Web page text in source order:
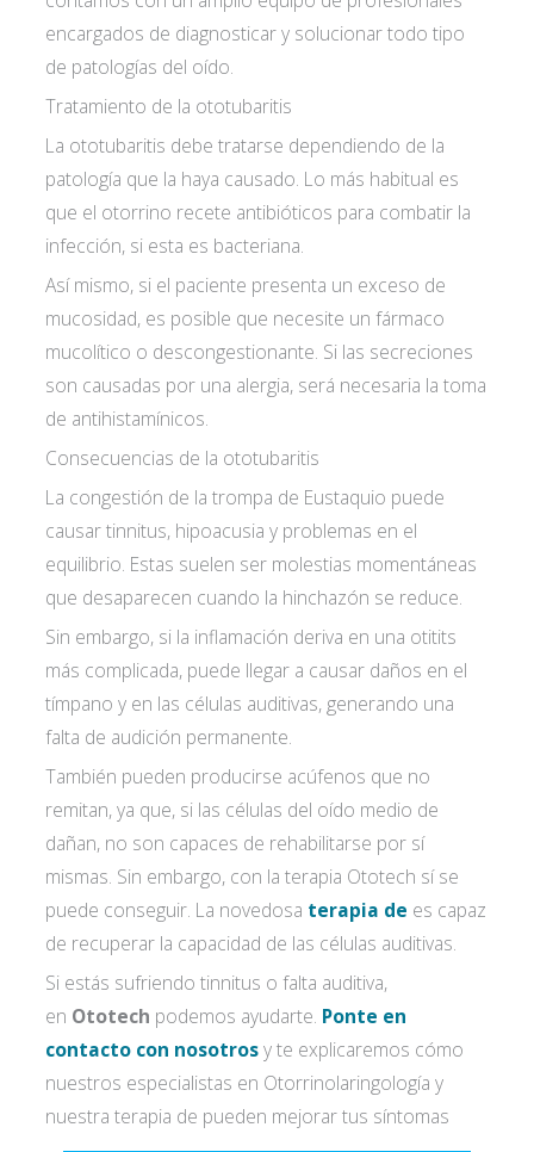
encargados de diagnosticar y solucionar todo tipo
de patologías del oído.
Tratamiento de la ototubaritis
La ototubaritis debe tratarse dependiendo de la
patología que la haya causado. Lo más habitual es
que el otorrino recete antibióticos para combatir la
infección, si esta es bacteriana.
Así mismo, si el paciente presenta un exceso de
mucosidad, es posible que necesite un fármaco
mucolítico o descongestionante. Si las secreciones
son causadas por una alergia, será necesaria la toma
de antihistamínicos.
Consecuencias de la ototubaritis
La congestión de la trompa de Eustaquio puede
causar tinnitus, hipoacusia y problemas en el
equilibrio. Estas suelen ser molestias momentáneas
que desaparecen cuando la hinchazón se reduce.
Sin embargo, si la inflamación deriva en una otitits
más complicada, puede llegar a causar daños en el
tímpano y en las células auditivas, generando una
falta de audición permanente.
También pueden producirse acúfenos que no
remitan, ya que, si las células del oído medio de
dañan, no son capaces de rehabilitarse por sí
mismas. Sin embargo, con la terapia Ototech sí se
puede conseguir. La novedosa terapia de es capaz
de recuperar la capacidad de las células auditivas.
Si estás sufriendo tinnitus o falta auditiva,
en Ototech podemos ayudarte. Ponte en
contacto con nosotrosy te explicaremos cómo
nuestros especialistas en Otorrinolaringología y
nuestra terapia de pueden mejorar tus síntomas